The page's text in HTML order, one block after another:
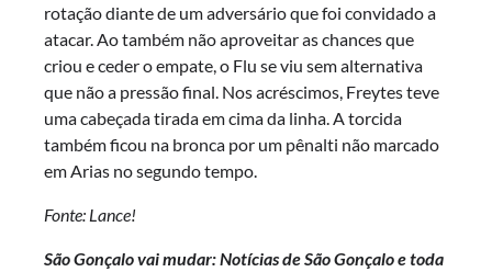
rotação diante de um adversário que foi convidado a
atacar. Ao também não aproveitar as chances que
criou e ceder o empate, o Flu se viu sem alternativa
que não a pressão final. Nos acréscimos, Freytes teve
uma cabeçada tirada em cima da linha. A torcida
também ficou na bronca por um pênalti não marcado
em Arias no segundo tempo.
Fonte: Lance!
São Gonçalo vai mudar: Notícias de São Gonçalo e toda